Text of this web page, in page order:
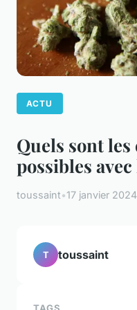
ACTU
Quels sont
possibles
toussaint•17 janvier 2024
T toussaint